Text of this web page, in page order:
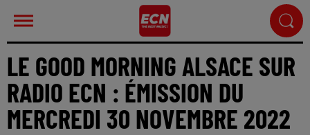
LE GOOD MORNING ALSACE SUR
RADIO ECN : ÉMISSION DU
MERCREDI 30 NOVEMBRE 2022